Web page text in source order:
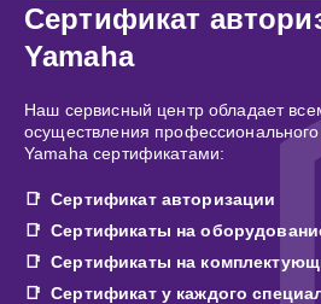
Сертификат
Yamaha
Наш сервисный центр обладает
осуществления
Yamaha сертификатами:
Сертификат авторизации
Сертификаты на
Сертификаты на
Сертификат у каждого